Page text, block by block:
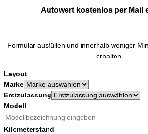
Autowert kostenlos per Mail
Formular ausfüllen und innerhalb weniger
erhalten
Layout
Marke
Erstzulassung
Modell
Kilometerstand